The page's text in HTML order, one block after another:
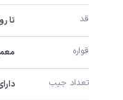
قد تا
قواره
تعداد جیب